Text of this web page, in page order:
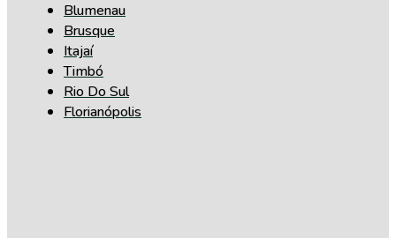
Blumenau
Brusque
Itajaí
Timbó
Rio Do Sul
Florianópolis